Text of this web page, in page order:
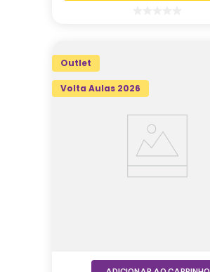
Outlet
Volta Aulas 2026